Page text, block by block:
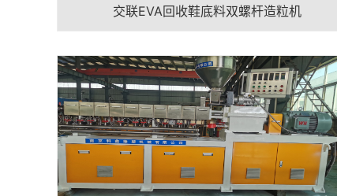
交联EVA回收鞋底料双螺杆造粒机